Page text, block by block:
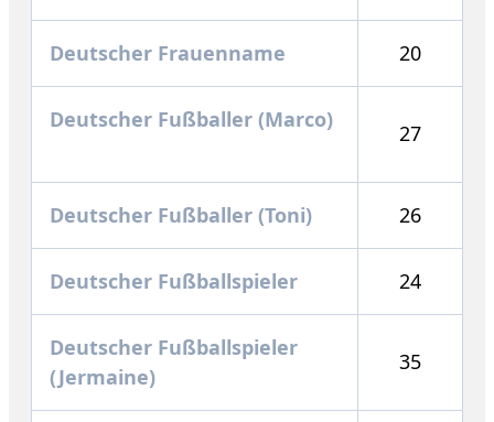
Deutscher Frauenname 20
Deutscher Fußballer (Marco)
27
Deutscher Fußballer (Toni) 26
Deutscher Fußballspieler 24
Deutscher Fußballspieler
(Jermaine)
35